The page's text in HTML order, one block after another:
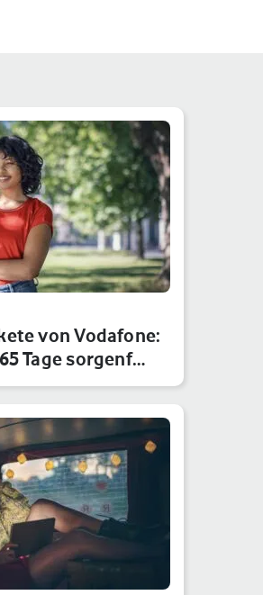
von Vodafone:
Tage sorgenf…